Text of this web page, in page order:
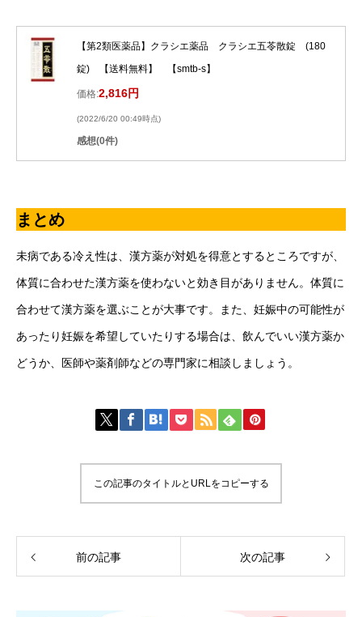
【第2類医薬品】クラシエ薬品 クラシエ五苓散錠 (180
錠) 【送料無料】 【smtb-s】
価格:2,816円
(2022/6/20 00:49時点)
感想(0件)
まとめ
未病である冷え性は、漢方薬が対処を得意とするところですが、
体質に合わせた漢方薬を使わないと効き目がありません。体質に
合わせて漢方薬を選ぶことが大事です。また、妊娠中の可能性が
あったり妊娠を希望していたりする場合は、飲んでいい漢方薬か
どうか、医師や薬剤師などの専門家に相談しましょう。
この記事のタイトルとURLをコピーする
前の記事 次の記事